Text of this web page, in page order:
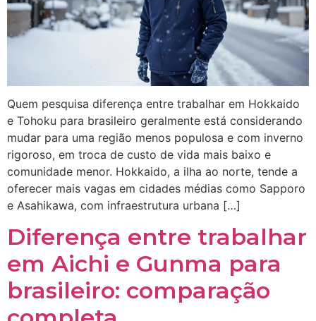
Quem pesquisa diferença entre trabalhar em Hokkaido
e Tohoku para brasileiro geralmente está considerando
mudar para uma região menos populosa e com inverno
rigoroso, em troca de custo de vida mais baixo e
comunidade menor. Hokkaido, a ilha ao norte, tende a
oferecer mais vagas em cidades médias como Sapporo
e Asahikawa, com infraestrutura urbana […]
Diferença entre trabalhar
em Aichi e Gunma para
brasileiro: comparação